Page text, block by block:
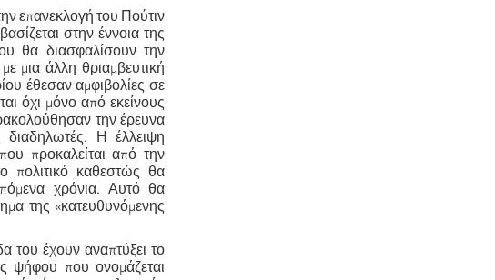
επανεκλογή του Πούτιν
στην έννοια της
θα διασφαλίσουν την
μια άλλη θριαμβευτική
έθεσαν αμφιβολίες σε
όχι μόνο από εκείνους
την έρευνα
διαδηλωτές. Η έλλειψη
προκαλείται από την
πολιτικό καθεστώς θα
χρόνια. Αυτό θα
της «κατευθυνόμενης
του έχουν αναπτύξει το
ψήφου που ονομάζεται